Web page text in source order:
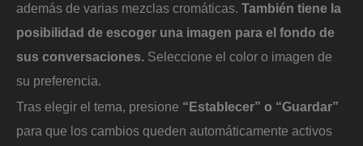
además de varias mezclas cromáticas. También tiene la
posibilidad de escoger una imagen para el fondo de
sus conversaciones. Seleccione el color o imagen de
su preferencia.
Tras elegir el tema, presione “Establecer” o “Guardar”
para que los cambios queden automáticamente activos